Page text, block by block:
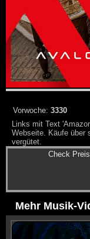
Vorwoche:3330
Links mit Text
Webseite. Käufe über
vergütet.
Check
Mehr Musik-